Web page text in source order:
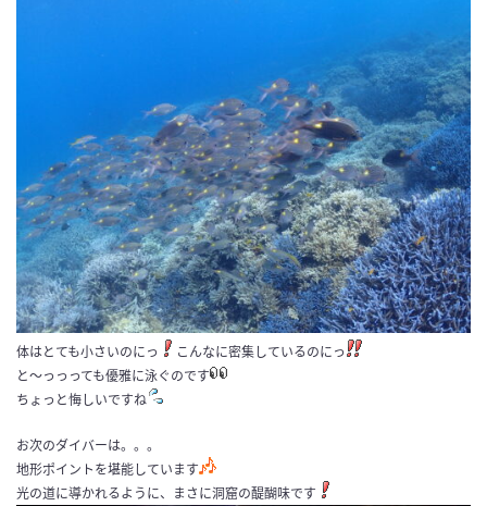
体はとても小さいのにっ
こんなに密集しているのにっ
と～っっっても優雅に泳ぐのです
ちょっと悔しいですね
お次のダイバーは。。。
地形ポイントを堪能しています
光の道に導かれるように、まさに洞窟の醍醐味です